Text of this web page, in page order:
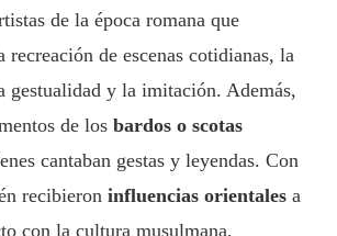
de la época romana que
recreación de escenas cotidianas, la
gestualidad y la imitación. Además,
de los bardos o scotas
cantaban gestas y leyendas. Con
recibieron influencias orientales a
con la cultura musulmana,